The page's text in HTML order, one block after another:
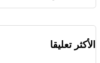
الأكثر تعليقا